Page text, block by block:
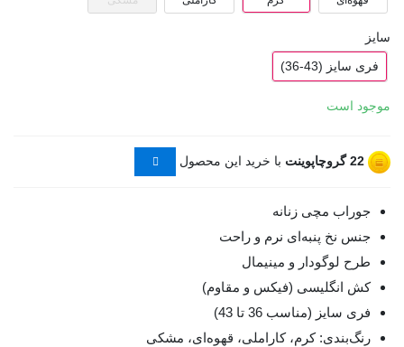
سایز
فری سایز (43-36)
موجود است
22گروچاپوینت با خرید این محصول
جوراب مچی زنانه
جنس نخ پنبه‌ای نرم و راحت
طرح لوگودار و مینیمال
کش انگلیسی (فیکس و مقاوم)
فری سایز (مناسب 36 تا 43)
رنگ‌بندی: کرم، کاراملی، قهوه‌ای، مشکی